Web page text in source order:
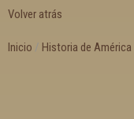
Volver atrás
Inicio / Historia de América